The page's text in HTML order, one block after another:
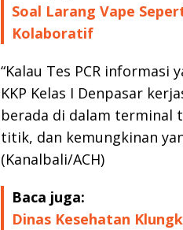
Soal Larang Vape
Kolaboratif
“Kalau Tes PCR
KKP Kelas I Denpasar
berada di dalam terminal
titik, dan kemungkinan
(Kanalbali/ACH)
Baca juga:
Dinas Kesehatan